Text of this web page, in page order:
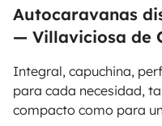
Autocaravanas
— Villaviciosa de
Integral, capuchina,
para cada necesidad,
compacto como para